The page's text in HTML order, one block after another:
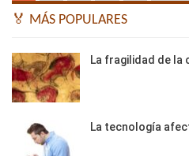
🏅 MÁS POPULARES
La fragilidad de la
La tecnología